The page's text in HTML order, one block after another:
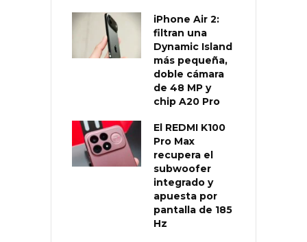
iPhone Air 2:
filtran una
Dynamic Island
más pequeña,
doble cámara
de 48 MP y
chip A20 Pro
El REDMI K100
Pro Max
recupera el
subwoofer
integrado y
apuesta por
pantalla de 185
Hz